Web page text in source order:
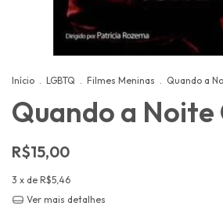
Início . LGBTQ . Filmes Meninas . Quando a
Quando a Noite
R$15,00
3 x de R$5,46
Ver mais detalhes